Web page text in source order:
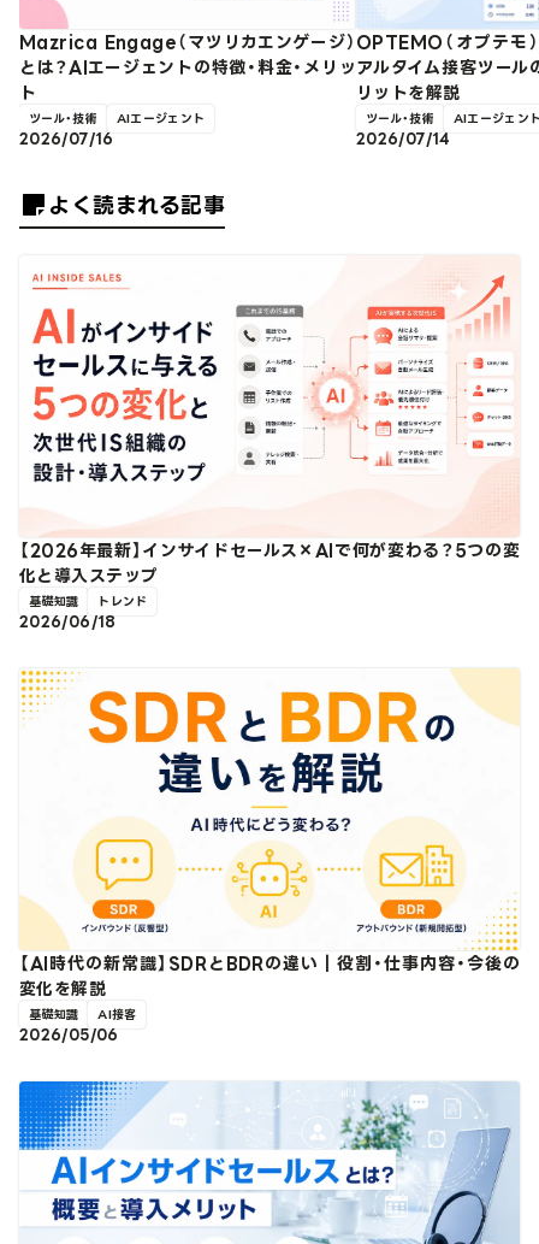
Mazrica Engage（マツリカエンゲージ）
とは？AIエージェントの特徴・料金・メリッ
ト
ツール・技術 AIエージェント
2026/07/16
OPTEMO（オプテモ
アルタイム接客ツール
リットを解説
ツール・技術 AIエージェン
2026/07/14
よく読まれる記事
【2026年最新】インサイドセールス×AIで何が変わる？5つの変
化と導入ステップ
基礎知識 トレンド
2026/06/18
【AI時代の新常識】SDRとBDRの違い｜役割・仕事内容・今後の
変化を解説
基礎知識 AI接客
2026/05/06